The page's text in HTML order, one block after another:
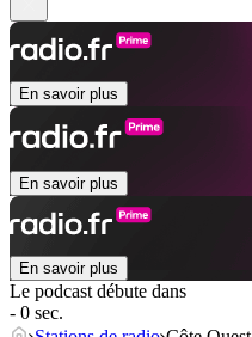
En savoir plus
En savoir plus
En savoir plus
Le podcast débute dans
- 0 sec.